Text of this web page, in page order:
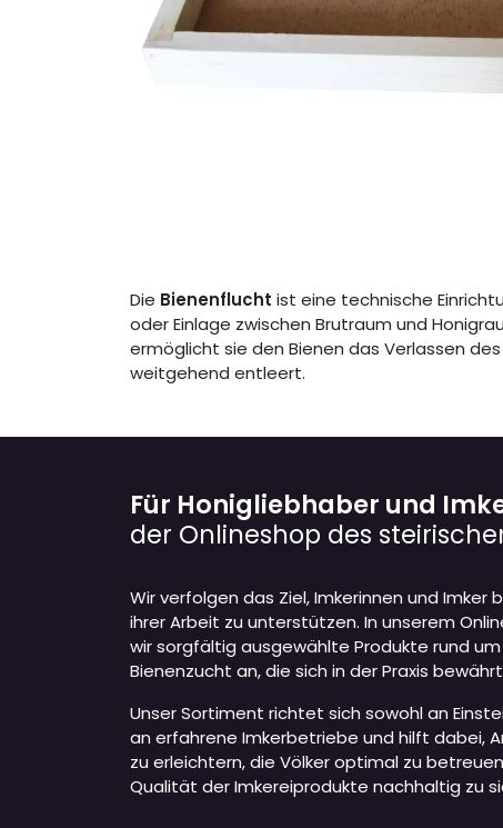
Die Bienenflucht ist eine technische
oder Einlage zwischen Brutraum und
ermöglicht sie den Bienen das Verlassen
weitgehend entleert.
Für Honigliebhaber und
der Onlineshop des
Wir verfolgen das Ziel, Imkerinnen und Imker
ihrer Arbeit zu unterstützen. In unserem
wir sorgfältig ausgewählte Produkte rund
Bienenzucht an, die sich in der Praxis
Unser Sortiment richtet sich sowohl an
an erfahrene Imkerbetriebe und hilft dabei,
zu erleichtern, die Völker optimal zu
Qualität der Imkereiprodukte nachhaltig zu